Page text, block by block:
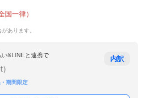
国一律）
あります。
&LINEと連携で
期間限定
内訳